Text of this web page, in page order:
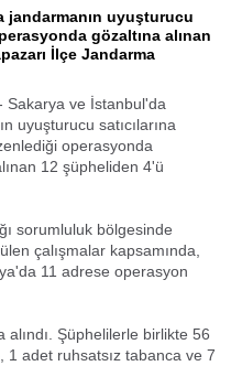
jandarmanın uyuşturucu
gözaltına alınan
İlçe Jandarma
Sakarya ve İstanbul'da
uyuşturucu satıcılarına
operasyonda
12 şüpheliden 4'ü
sorumluluk bölgesinde
çalışmalar kapsamında,
11 adrese operasyon
Şüphelilerle birlikte 56
adet ruhsatsız tabanca ve 7